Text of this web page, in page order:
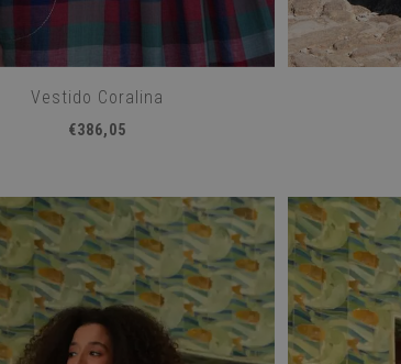
Vestido Coralina
€386,05